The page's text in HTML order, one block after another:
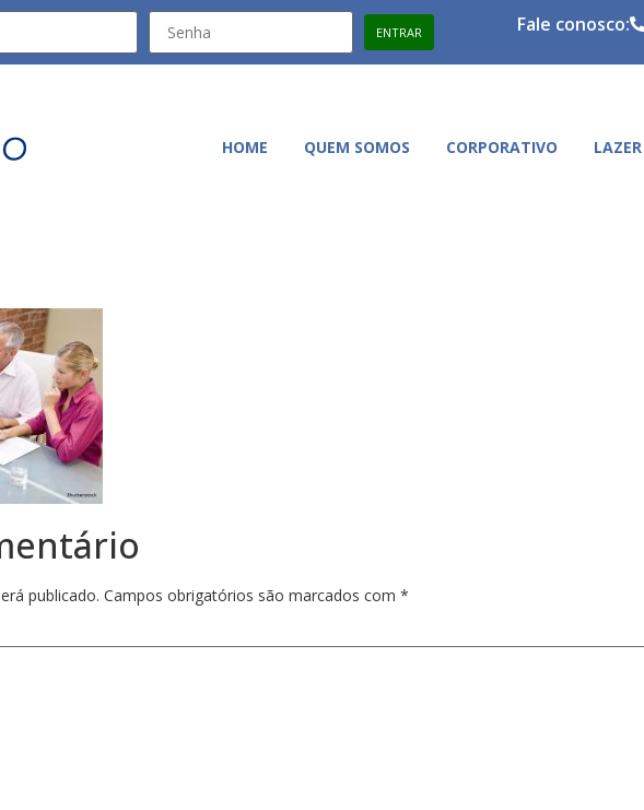
Fale conosco:
HOME QUEM SOMOS CORPORATIVO LAZER
publicado. Campos obrigatórios são marcados com *